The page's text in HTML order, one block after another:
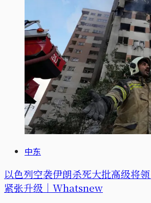
中东
以色列空袭伊朗杀死大批高级将
紧张升级｜Whatsnew